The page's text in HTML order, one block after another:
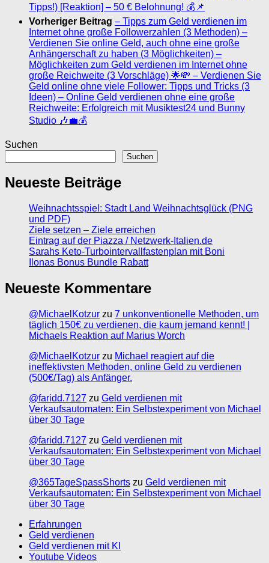
Tipps!) [Reaktion] – 50 € Belohnung! 💰📌
Vorheriger Beitrag – Tipps zum Geld verdienen im
Internet ohne große Followerzahlen (3 Methoden) –
Verdienen Sie online Geld, auch ohne eine große
Anhängerschaft zu haben (3 Möglichkeiten) –
Möglichkeiten zum Geld verdienen im Internet ohne
große Reichweite (3 Vorschläge) 🌟💸 – Verdienen Sie
Geld online ohne viele Follower: Tipps und Tricks (3
Ideen) – Online Geld verdienen ohne eine große
Reichweite: Erfolgreich mit Musiktest24 und Bunny
Studio 🎶💼💰
Suchen
Suchen
Neueste Beiträge
Weihnachtsspiel: Stadt Land Weihnachtsglück (PNG
und PDF)
Ziele setzen – Ziele erreichen
Eintrag auf der Piazza / Netzwerk-Italien.de
Sarahs Keto-Turbointervallfastenplan mit Boni
Ilonas Bonus Bundle Rabatt
Neueste Kommentare
@MichaelKotzur zu 7 unkonventionelle Methoden, um
täglich 150€ zu verdienen, die kaum jemand kennt! |
Michaels Reaktion auf Marius Worch
@MichaelKotzur zu Michael reagiert auf die
ineffektivsten Methoden, online Geld zu verdienen
(500€/Tag) als Anfänger.
@faridd.7127 zu Geld verdienen mit
Verkaufsautomaten: Ein Selbstexperiment von Michael
über 30 Tage
@faridd.7127 zu Geld verdienen mit
Verkaufsautomaten: Ein Selbstexperiment von Michael
über 30 Tage
@365TageSpassShorts zu Geld verdienen mit
Verkaufsautomaten: Ein Selbstexperiment von Michael
über 30 Tage
Erfahrungen
Geld verdienen
Geld verdienen mit KI
Youtube Videos